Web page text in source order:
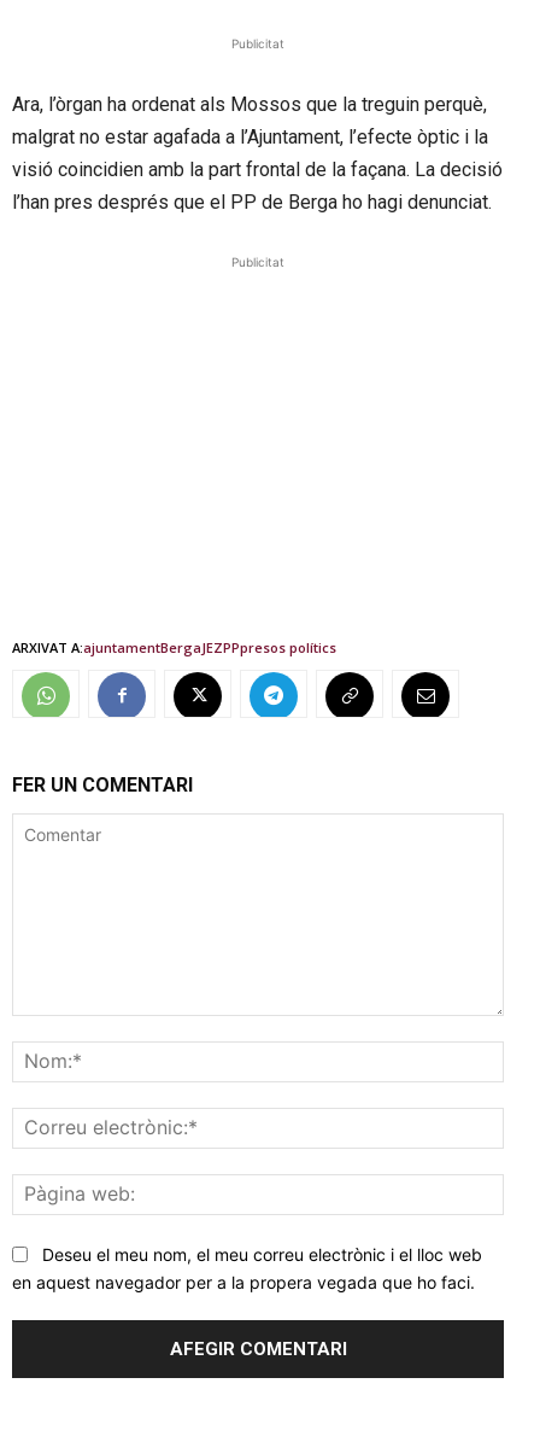
Publicitat
Ara, l’òrgan ha ordenat als Mossos que la treguin perquè,
malgrat no estar agafada a l’Ajuntament, l’efecte òptic i la
visió coincidien amb la part frontal de la façana. La decisió
l’han pres després que el PP de Berga ho hagi denunciat.
Publicitat
ARXIVAT A:ajuntamentBergaJEZPPpresos polítics
FER UN COMENTARI
web:
Deseu el meu nom, el meu correu electrònic i el lloc web
en aquest navegador per a la propera vegada que ho faci.